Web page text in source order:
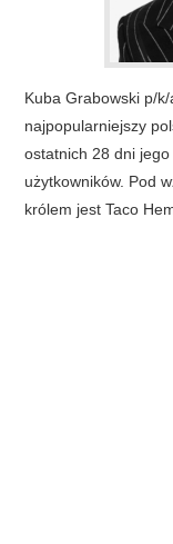
Kuba Grabowski p/
najpopularniejszy
ostatnich 28 dni jego
użytkowników. Pod
królem jest Taco